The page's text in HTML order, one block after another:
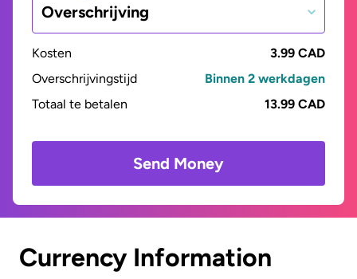
Overschrijving
Kosten
3.99 CAD
Overschrijvingstijd
Binnen 2 werkdagen
Totaal te betalen
13.99 CAD
Send Money
Currency Information